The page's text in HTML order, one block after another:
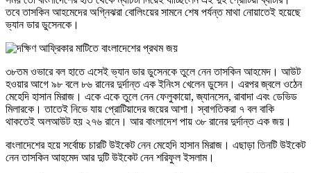
তবে তাসকিন আহমেদের অগ্নিঝরা বোলিংয়ের সামনে শেষ পর্যন্ত মাথা নোয়াতেই হয়েছে
ভ্যান ডার ডুসেনকে।
৩৮তম ওভারে বল হাতে এসেই ভ্যান ডার ডুসেনকে তুলে নেন তাসকিন আহমেদ। আউট
হওয়ার আগে ৯৮ বলে ৮৬ রানের দুর্দান্ত এক ইনিংস খেলেন ডুসেন। এরপর জ্বলে ওঠেন
মেহেদি হাসান মিরাজ। একে একে তুলে নেন ফেলুকায়ো, জ্যানসেন, রাবাদা এবং ডেভিড
মিলারকে। তাতেই নিভে যায় প্রোটিয়াদের জয়ের আশা। স্বাগতিকরা ৭ বল বাকি
থাকতেই অলআউট হয় ২৭৬ রানে। আর বাংলাদেশ পায় ৩৮ রানের দুর্দান্ত এক জয়।
বাংলাদেশের হয়ে সর্বোচ্চ চারটি উইকেট নেন মেহেদি হাসান মিরাজ। এছাড়া তিনটি উইকেট
নেন তাসকিন আহমেদ আর দুটি উইকেট নেন শরিফুল ইসলাম।